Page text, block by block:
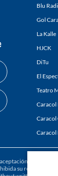
youtube-
Blu
Gol
La Kalle
HJCK
DiTu
El
Teatro
Caracol
de los
su